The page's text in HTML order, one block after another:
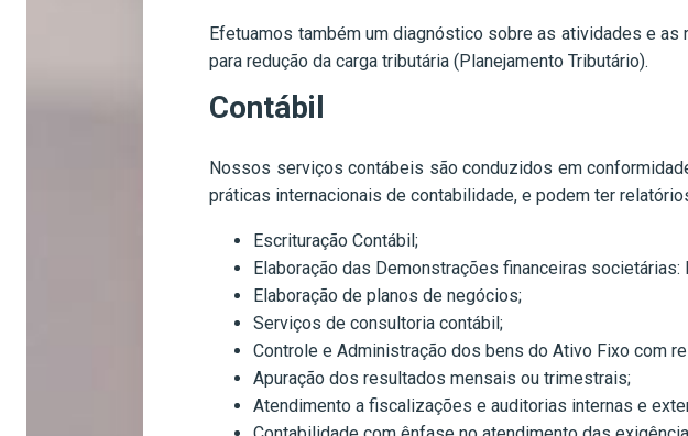
Efetuamos também um diagnóstico sobre as atividades e
para redução da carga tributária (Planejamento Tributário).
Contábil
Nossos serviços contábeis são conduzidos em
práticas internacionais de contabilidade, e podem ter
Escrituração Contábil;
Elaboração das Demonstrações financeiras societárias:
Elaboração de planos de negócios;
Serviços de consultoria contábil;
Controle e Administração dos bens do Ativo Fixo com
Apuração dos resultados mensais ou trimestrais;
Atendimento a fiscalizações e auditorias internas e